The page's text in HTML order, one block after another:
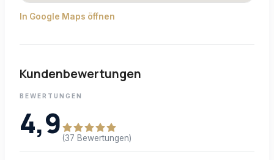
In Google Maps öffnen
Kundenbewertungen
BEWERTUNGEN
4,9 (37 Bewertungen)